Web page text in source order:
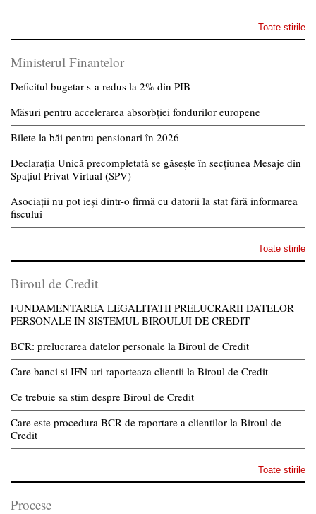
Toate stirile
Ministerul Finantelor
Deficitul bugetar s-a redus la 2% din PIB
Măsuri pentru accelerarea absorbției fondurilor europene
Bilete la băi pentru pensionari în 2026
Declarația Unică precompletată se găsește în secțiunea Mesaje din
Spațiul Privat Virtual (SPV)
Asociații nu pot ieși dintr-o firmă cu datorii la stat fără informarea
fiscului
Toate stirile
Biroul de Credit
FUNDAMENTAREA LEGALITATII PRELUCRARII DATELOR
PERSONALE IN SISTEMUL BIROULUI DE CREDIT
BCR: prelucrarea datelor personale la Biroul de Credit
Care banci si IFN-uri raporteaza clientii la Biroul de Credit
Ce trebuie sa stim despre Biroul de Credit
Care este procedura BCR de raportare a clientilor la Biroul de
Credit
Toate stirile
Procese